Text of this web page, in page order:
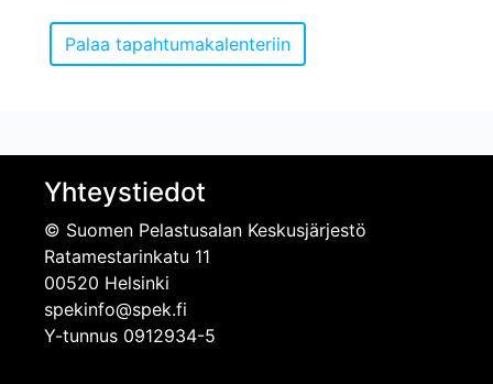
Yhteystiedot
© Suomen Pelastusalan Keskusjärjestö
Ratamestarinkatu 11
00520 Helsinki
spekinfo@spek.fi
Y-tunnus 0912934-5